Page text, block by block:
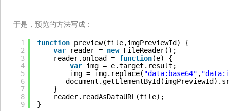
于是，预览的方法写成：
1
2
3
4
5
6
7
8
9
function preview(file,imgPreviewId) {
var
reader = new FileReader();
reader.onload = function(e) {
var img = e.target.result;
img = img.replace( "data:base64" ,
}
reader.readAsDataURL(file);
}